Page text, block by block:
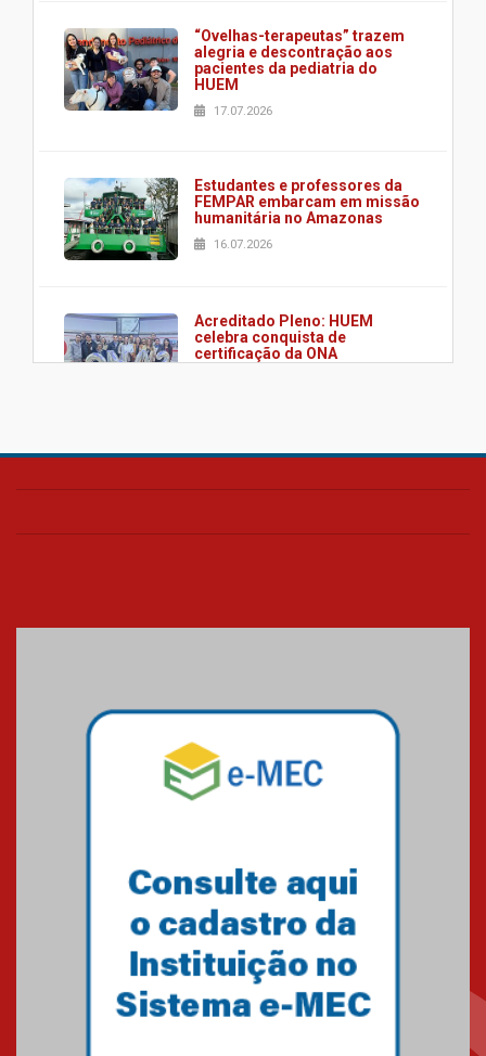
“Ovelhas-terapeutas” trazem
alegria e descontração aos
pacientes da pediatria do
HUEM
17.07.2026
Estudantes e professores da
FEMPAR embarcam em missão
humanitária no Amazonas
16.07.2026
Acreditado Pleno: HUEM
celebra conquista de
certificação da ONA
HUEM é o primeiro hospital do
UTI's inteligentes
Pós-Asco: evento do HUEM
debate novidades sobre
estudos e tratamentos contra
o câncer
MackPesquisa 2026 prorroga
inscrições até 14 de agosto
15.06.2026